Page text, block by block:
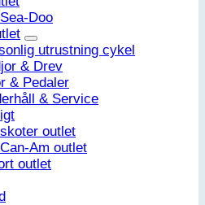
Doo
utrustning cykel
& Drev
& Pedaler
& Service
outlet
Am outlet
outlet